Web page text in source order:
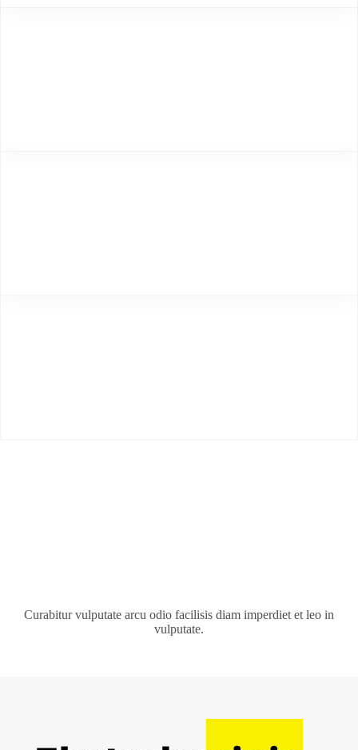
Curabitur vulputate arcu odio facilisis diam imperdiet et leo in
vulputate.